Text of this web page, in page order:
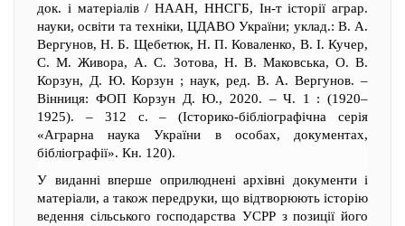
док. і матеріалів / НААН, ННСГБ, Ін-т історії аграр.
науки, освіти та техніки, ЦДАВО України; уклад.: В. А.
Вергунов, Н. Б. Щебетюк, Н. П. Коваленко, В. І. Кучер,
С. М. Живора, А. С. Зотова, Н. В. Маковська, О. В.
Корзун, Д. Ю. Корзун ; наук, ред. В. А. Вергунов. –
Вінниця: ФОП Корзун Д. Ю., 2020. – Ч. 1 : (1920–
1925). – 312 с. – (Історико-бібліографічна серія
«Аграрна наука України в особах, документах,
бібліографії». Кн. 120).
У виданні вперше оприлюднені архівні документи і
матеріали, а також передруки, що відтворюють історію
ведення сільського господарства УСРР з позиції його